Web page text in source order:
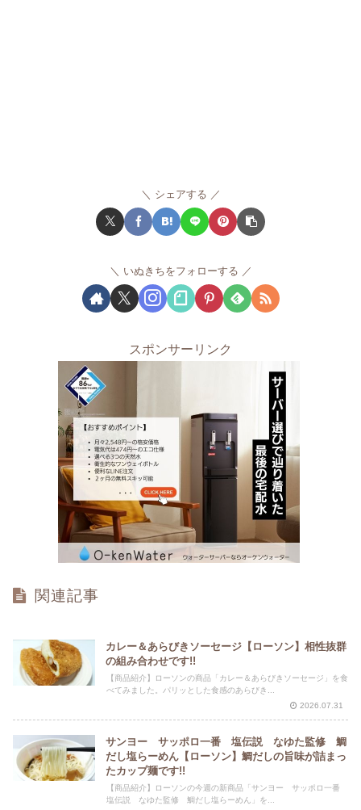
シェアする
いぬきちをフォローする
スポンサーリンク
関連記事
カレー＆あらびきソーセージ【ローソン】相性抜群
の組み合わせです!!
【商品紹介】ローソンの商品「カレー＆あらびきソーセージ」を食
べてみました。パリッとした食感のあらびき...
2026.07.31
サンヨー サッポロ一番 塩伝説 なゆた監修 鯛
だし塩らーめん【ローソン】鯛だしの旨味が詰まっ
たカップ麺です!!
【商品紹介】ローソンの今週の新商品「サンヨー サッポロ一番
塩伝説 なゆた監修 鯛だし塩らーめん」を...